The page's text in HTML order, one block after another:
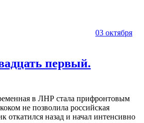
03 октября
первый.
в ЛНР стала прифронтовым
не позволила российская
откатился назад и начал интенсивно